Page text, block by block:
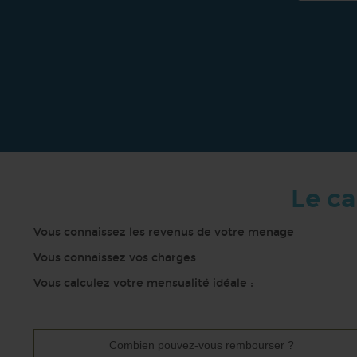
Le
Vous connaissez les revenus de votre menage
Vous connaissez vos charges
Vous calculez votre mensualité idéale :
Combien pouvez-vous rembourser ?